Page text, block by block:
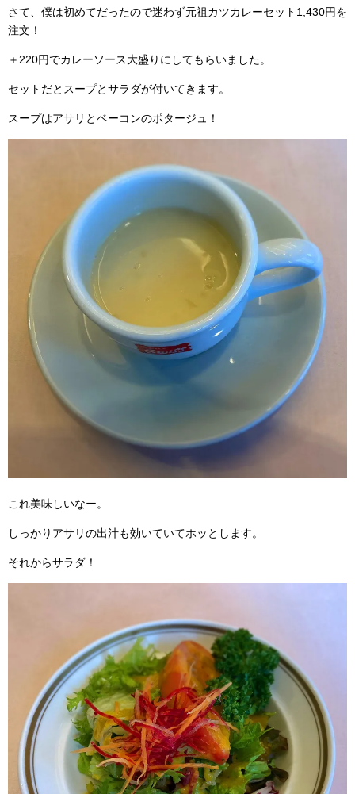
さて、僕は初めてだったので迷わず元祖カツカレーセット1,430円を
注文！
＋220円でカレーソース大盛りにしてもらいました。
セットだとスープとサラダが付いてきます。
スープはアサリとベーコンのポタージュ！
これ美味しいなー。
しっかりアサリの出汁も効いていてホッとします。
それからサラダ！